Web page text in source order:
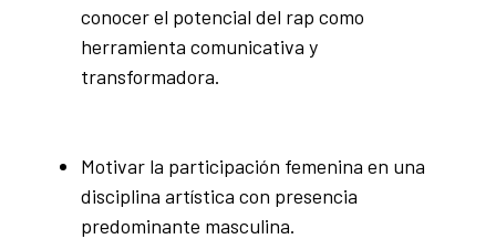
conocer el potencial del rap como
herramienta comunicativa y
transformadora.
Motivar la participación femenina en una
disciplina artística con presencia
predominante masculina.